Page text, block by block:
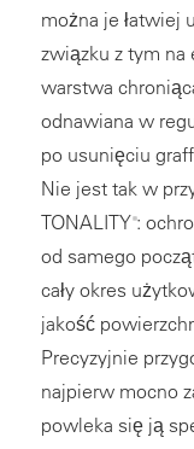
można je łatwiej
związku z tym na
warstwa
odnawiana w
po usunięciu
Nie jest tak w
TONALITY®:
od samego
cały okres
jakość
Precyzyjnie
najpierw mocno
powleka się ją